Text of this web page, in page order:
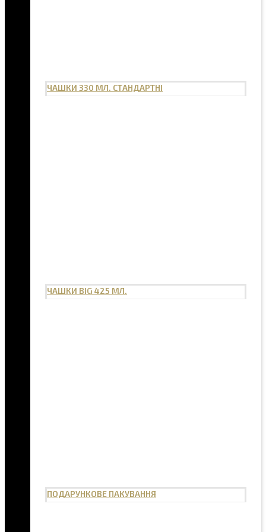
ЧАШКИ 330 МЛ. СТАНДАРТНІ
ЧАШКИ BIG 425 МЛ.
ПОДАРУНКОВЕ ПАКУВАННЯ